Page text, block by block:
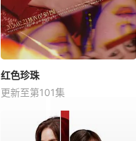
红色珍珠
更新至第101集